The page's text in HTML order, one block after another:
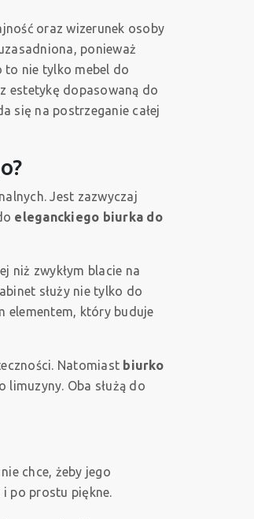
oraz wizerunek osoby
ponieważ
to nie tylko mebel do
estetykę dopasowaną do
się na postrzeganie całej
Jest zazwyczaj
eleganckiego biurka do
niż zwykłym blacie na
służy nie tylko do
elementem, który buduje
Natomiast biurko
Oba służą do
chce, żeby jego
po prostu piękne.